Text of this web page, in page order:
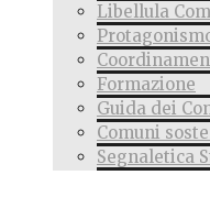
Libellula
Formazione
Guida dei
Comuni
Segnaletica